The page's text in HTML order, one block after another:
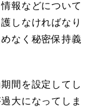
報などについて
しなければなり
なく秘密保持義
間を設定してし
大になってしま